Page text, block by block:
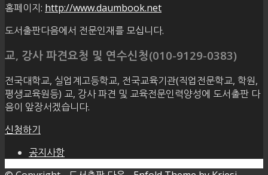
홈페이지: http://www.daumbook.net
도서출판다음에서 전문인재를 모십니다.
교, 강사 파견요청 및 연수신청(010-9129-0383)
전국대학교, 실업계고등학교, 전국교육기관(직업전문학교, 학원,
평생교육원등) 교, 강사 파견 및 교육전문인력양성에 도서출판 다
음이 앞장서겠습니다.
신청하기
공지사항